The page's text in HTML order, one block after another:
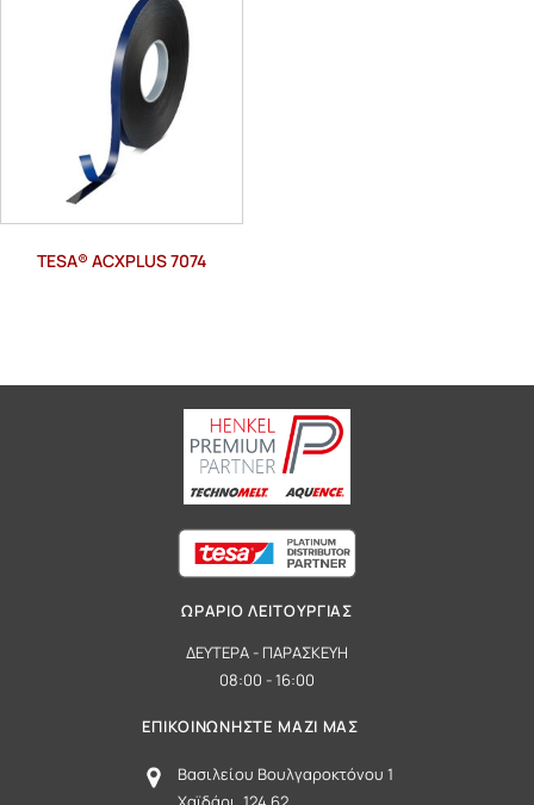
TESA® ACXPLUS 7074
ΩΡΑΡΙΟ ΛΕΙΤΟΥΡΓΙΑΣ
ΔΕΥΤΕΡΑ - ΠΑΡΑΣΚΕΥΗ
08:00 - 16:00
ΕΠΙΚΟΙΝΩΝΗΣΤΕ ΜΑΖΙ ΜΑΣ
Βασιλείου Βουλγαροκτόνου 1